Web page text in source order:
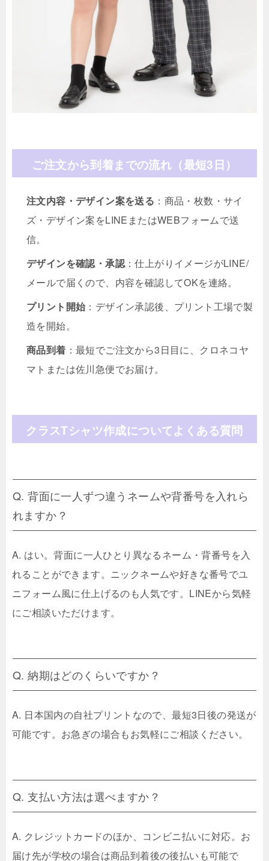
ご注文から到着までの流れ（最短3日）
注文内容・デザイン案を送る ：商品・枚数・サイ
ズ・デザイン案をLINEまたはWEBフォームで送
信。
デザインを確認・承認：仕上がりイメージがLINE/
メールで届くので、内容を確認してOKを連絡。
プリント開始：デザイン承認後、プリント工場で製
造を開始。
商品到着 ：最短でご注文から3日目に、クロネコヤ
マトまたは佐川急便でお届け。
クラスTシャツ作成についてよくある質問
Q. 背面に一人ずつ違うネームや背番号を入れら
れますか？
A. はい。背面に一人ひとり異なるネーム・背番号を入
れることができます。ニックネームや好きな番号でユ
ニフォーム風に仕上げるのも人気です。LINEから気軽
にご相談いただけます。
Q. 納期はどのくらいですか？
A. 日本国内の自社プリントなので、最短3日後の発送が
可能です。お急ぎの場合もお気軽にご相談ください。
Q. 支払い方法は選べますか？
A. クレジットカードのほか、コンビニ払いに対応。お
届け先が学校の場合は商品到着後の後払いも可能で